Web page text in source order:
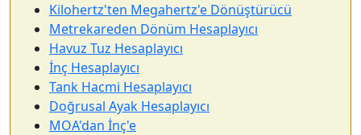
Kilohertz'ten Megahertz'e Dönüştürücü
Metrekareden Dönüm Hesaplayıcı
Havuz Tuz Hesaplayıcı
İnç Hesaplayıcı
Tank Hacmi Hesaplayıcı
Doğrusal Ayak Hesaplayıcı
MOA'dan İnç'e